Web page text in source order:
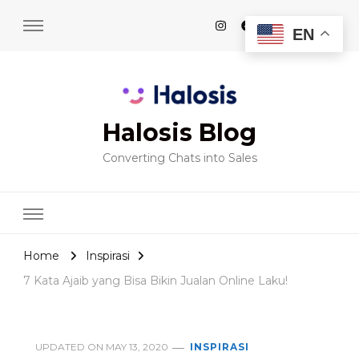
Halosis Blog
Converting Chats into Sales
Home
Inspirasi
7 Kata Ajaib yang Bisa Bikin Jualan Online Laku!
UPDATED ON MAY 13, 2020 INSPIRASI
EN